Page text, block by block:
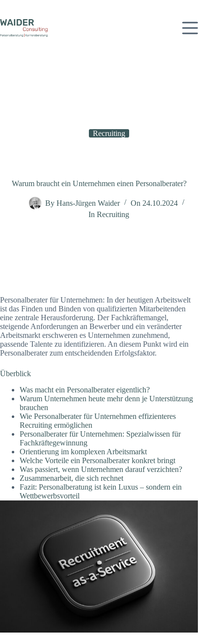
springen
Recruiting
Warum braucht ein Unternehmen einen Personalberater?
By Hans-Jürgen Waider On 24.10.2024
In Recruiting
Personalberater für Unternehmen: In der heutigen Arbeitswelt
ist das Finden und Binden von qualifizierten Mitarbeitenden
eine zentrale Herausforderung. Der Fachkräftemangel,
steigende Anforderungen an Bewerber und ein veränderter
Arbeitsmarkt erschweren es Unternehmen zunehmend,
passende Talente zu identifizieren. An diesem Punkt wird ein
Personalberater zum entscheidenden Erfolgsfaktor.
Überblick
Was macht ein Personalberater eigentlich?
Warum Unternehmen heute mehr denn je Unterstützung
brauchen
Wie Personalberater für Unternehmen effizienteres
Recruiting ermöglichen
Personalberater für Unternehmen: Spezialwissen für
Fachkräftegewinnung
Orientierung im komplexen Arbeitsmarkt
Welche Vorteile ein Personalberater konkret bringt
Was passiert, wenn Unternehmen darauf verzichten?
Zusammenarbeit, die sich rechnet
Fazit: Personalberatung ist kein Luxus – sondern ein
Wettbewerbsvorteil